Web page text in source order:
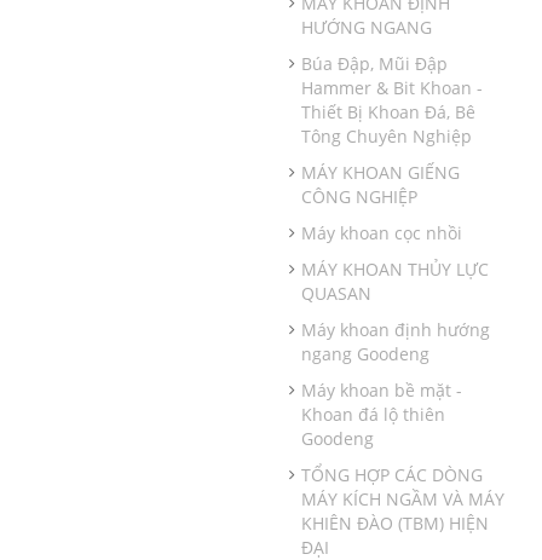
HƯỚNG NGANG
Búa Đập, Mũi Đập
Hammer & Bit Khoan -
Thiết Bị Khoan Đá, Bê
Tông Chuyên Nghiệp
MÁY KHOAN GIẾNG
CÔNG NGHIỆP
Máy khoan cọc nhồi
MÁY KHOAN THỦY LỰC
QUASAN
Máy khoan định hướng
ngang Goodeng
Máy khoan bề mặt -
Khoan đá lộ thiên
Goodeng
TỔNG HỢP CÁC DÒNG
MÁY KÍCH NGẦM VÀ MÁY
KHIÊN ĐÀO (TBM) HIỆN
ĐẠI